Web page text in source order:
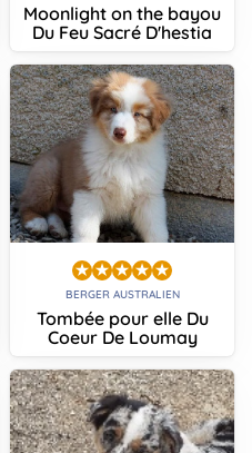
Moonlight on the bayou
Du Feu Sacré D'hestia
BERGER AUSTRALIEN
Tombée pour elle Du
Coeur De Loumay